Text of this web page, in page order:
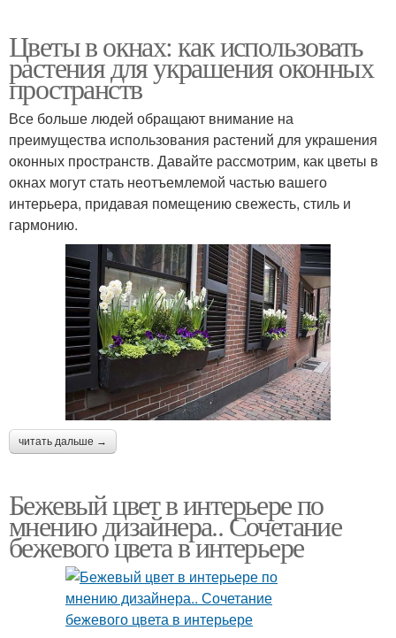
Цветы в окнах: как использовать
растения для украшения оконных
пространств
Все больше людей обращают внимание на
преимущества использования растений для украшения
оконных пространств. Давайте рассмотрим, как цветы в
окнах могут стать неотъемлемой частью вашего
интерьера, придавая помещению свежесть, стиль и
гармонию.
читать дальше →
Бежевый цвет в интерьере по
мнению дизайнера.. Сочетание
бежевого цвета в интерьере